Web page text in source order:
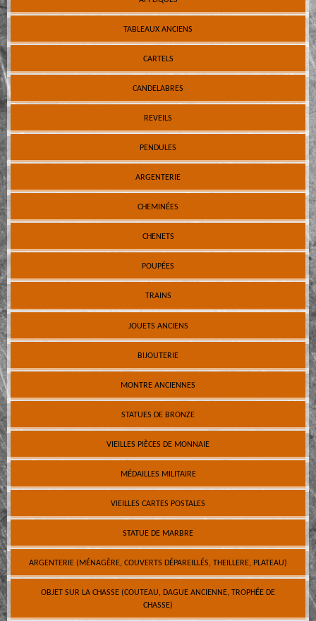
TABLEAUX ANCIENS
CARTELS
CANDELABRES
REVEILS
PENDULES
ARGENTERIE
CHEMINÉES
CHENETS
POUPÉES
TRAINS
JOUETS ANCIENS
BIJOUTERIE
MONTRE ANCIENNES
STATUES DE BRONZE
VIEILLES PIÈCES DE MONNAIE
MÉDAILLES MILITAIRE
VIEILLES CARTES POSTALES
STATUE DE MARBRE
ARGENTERIE (MÉNAGÈRE, COUVERTS DÉPAREILLÉS, THEILLERE, PLATEAU)
OBJET SUR LA CHASSE (COUTEAU, DAGUE ANCIENNE, TROPHÉE DE
CHASSE)